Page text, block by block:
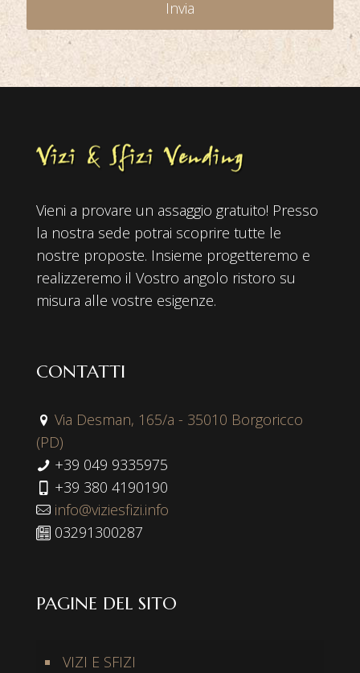
Vieni a provare un assaggio gratuito! Presso
la nostra sede potrai scoprire tutte le
nostre proposte. Insieme progetteremo e
realizzeremo il Vostro angolo ristoro su
misura alle vostre esigenze.
CONTATTI
Via Desman, 165/a - 35010 Borgoricco
(PD)
+39 049 9335975
+39 380 4190190
info@viziesfizi.info
03291300287
PAGINE DEL SITO
VIZI E SFIZI